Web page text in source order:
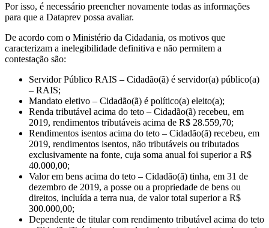
Por isso, é necessário preencher novamente todas as informações
para que a Dataprev possa avaliar.
De acordo com o Ministério da Cidadania, os motivos que
caracterizam a inelegibilidade definitiva e não permitem a
contestação são:
Servidor Público RAIS – Cidadão(ã) é servidor(a) público(a)
– RAIS;
Mandato eletivo – Cidadão(ã) é político(a) eleito(a);
Renda tributável acima do teto – Cidadão(ã) recebeu, em
2019, rendimentos tributáveis acima de R$ 28.559,70;
Rendimentos isentos acima do teto – Cidadão(ã) recebeu, em
2019, rendimentos isentos, não tributáveis ou tributados
exclusivamente na fonte, cuja soma anual foi superior a R$
40.000,00;
Valor em bens acima do teto – Cidadão(ã) tinha, em 31 de
dezembro de 2019, a posse ou a propriedade de bens ou
direitos, incluída a terra nua, de valor total superior a R$
300.000,00;
Dependente de titular com rendimento tributável acima do teto